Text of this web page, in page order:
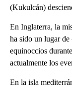
(Kukulcán)
En Inglaterra, la
ha sido un lugar
equinoccios
actualmente los
En la isla